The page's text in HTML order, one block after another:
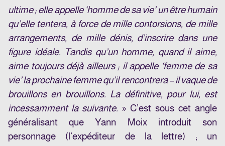
ultime ; elle appelle ‘homme de sa vie’ un être humain
qu’elle tentera, à force de mille contorsions, de mille
arrangements, de mille dénis, d’inscrire dans une
figure idéale. Tandis qu’un homme, quand il aime,
aime toujours déjà ailleurs ; il appelle ‘femme de sa
vie’ la prochaine femme qu’il rencontrera – il vaque de
brouillons en brouillons. La définitive, pour lui, est
incessamment la suivante. » C’est sous cet angle
généralisant que Yann Moix introduit son
personnage (l’expéditeur de la lettre) ; un